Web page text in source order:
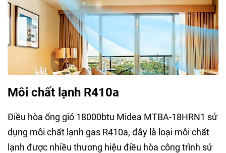
Môi chất lạnh R410a
Điều hòa ống gió 18000btu Midea MTBA-18HRN1 sử
dụng môi chất lạnh gas R410a, đây là loại môi chất
lạnh được nhiều thương hiệu điều hòa công trình sử